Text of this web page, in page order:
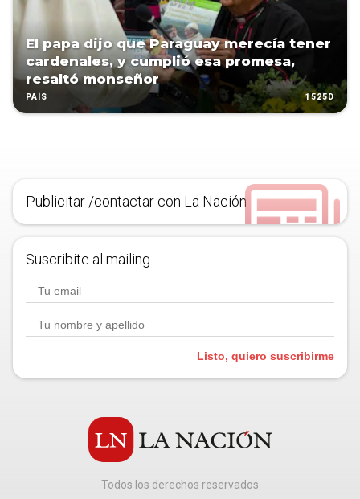
El papa dijo que Paraguay merecía tener
cardenales, y cumplió esa promesa,
resaltó monseñor
PAÍS 1525D
Publicitar /contactar con La Nación
Suscribite al mailing.
Listo, quiero suscribirme
Todos los derechos reservados